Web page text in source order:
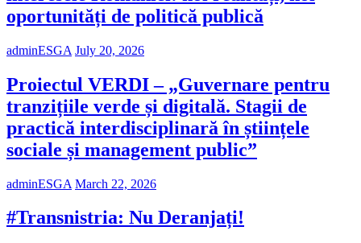
oportunități de politică publică
adminESGA July 20, 2026
Proiectul VERDI – „Guvernare pentru
tranzițiile verde și digitală. Stagii de
practică interdisciplinară în științele
sociale și management public”
adminESGA March 22, 2026
#Transnistria: Nu Deranjați!